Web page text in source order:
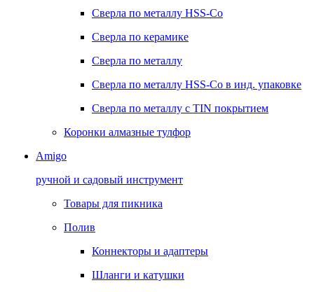
Сверла по металлу HSS-Co
Сверла по керамике
Сверла по металлу
Сверла по металлу HSS-Co в инд. упаковке
Сверла по металлу с TIN покрытием
Коронки алмазные тулфор
Amigo
ручной и садовый инструмент
Товары для пикника
Полив
Коннекторы и адаптеры
Шланги и катушки